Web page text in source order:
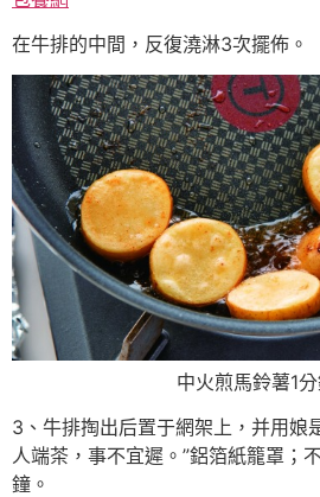
在牛排的中間，反復澆淋3次擺佈。
中火煎馬鈴薯1分
3、牛排掏出后置于網架上，并用娘
人端茶，事不宜遲。”鋁箔紙籠罩；
鐘。